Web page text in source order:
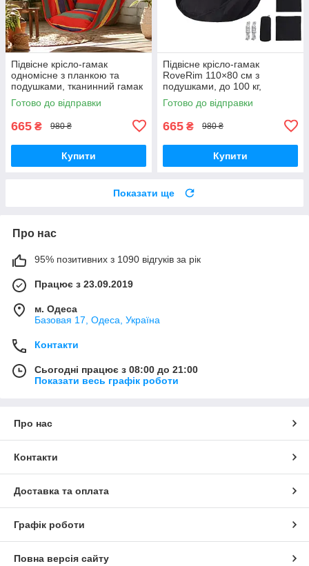
Підвісне крісло-гамак
одномісне з планкою та
подушками, тканинний гамак
для відпочинку
Готово до відправки
665 ₴ 980 ₴
Купити
Підвісне крісло-гамак
RoveRim 110×80 см з
подушками, до 100 кг,
підвісне крісло для дому,
саду, балкона, чорне
Готово до відправки
665 ₴ 980 ₴
Купити
Показати ще
Про нас
95% позитивних з 1090 відгуків за рік
Працює з 23.09.2019
м. Одеса
Базовая 17, Одеса, Україна
Контакти
Сьогодні працює з 08:00 до 21:00
Показати весь графік роботи
Про нас
Контакти
Доставка та оплата
Графік роботи
Повна версія сайту